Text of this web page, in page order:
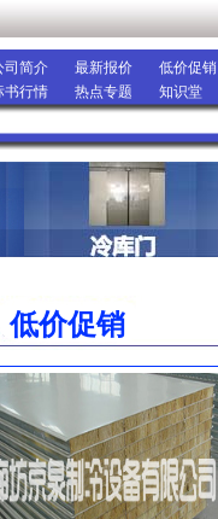
司简介 最新报价 低价促销
书行情 热点专题 知识堂
低价促销